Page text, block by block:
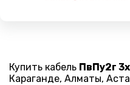
Купить кабель ПвПу2г
Караганде, Алматы,